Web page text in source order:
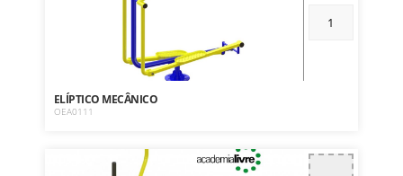
ELÍPTICO MECÂNICO
OEA0111